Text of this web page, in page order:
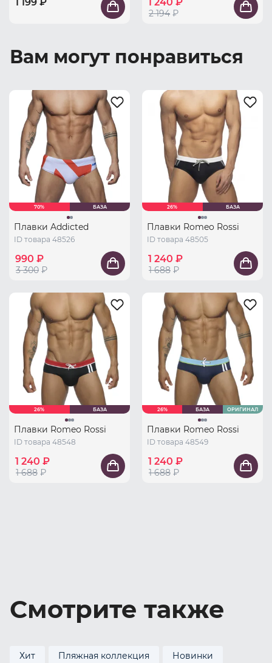
2 194 ₽
Вам могут понравиться
70% БАЗА
Плавки Addicted
ID товара 48526
990 ₽
3 300 ₽
26% БАЗА
Плавки Romeo Rossi
ID товара 48505
1 240 ₽
1 688 ₽
26% БАЗА
Плавки Romeo Rossi
ID товара 48548
1 240 ₽
1 688 ₽
26% БАЗА ОРИГИНАЛ
Плавки Romeo Rossi
ID товара 48549
1 240 ₽
1 688 ₽
Смотрите также
Хит Пляжная коллекция Новинки